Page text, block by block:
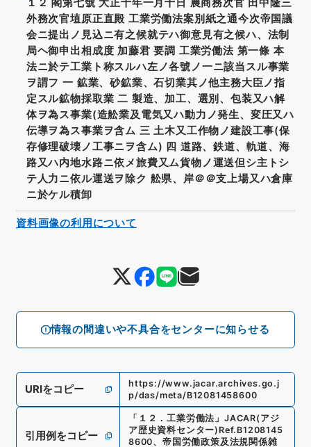
情報の間違いや不具合をセンターに知らせる
外務次官埴原正直殿 工業労働法案別紙之通今次帝国議
会ニ提出ノ見込ニ有之候就テハ御意見有之候ハ、法制
局ヘ御申出相成度 加藤君 要調 工業労働法 第一條 本
法ニ於テ工業ト称スルハ左ノ各號ノ一ニ該当スル事業
ヲ謂フ 一 鉱業、砂鉱業、石切業其ノ他主務大臣ノ指
定スル鉱物採取業 二 製造、加工、選別、包装又ハ解
体ヲ為ス事業(造舩業及電気又ハ動力ノ発生、変圧又ハ
伝導ヲ為ス事業ヲ含ム 三 土木又工作物ノ建設工事(保
存修理破壊ノ工事ニヲ含ム) 四 道路、鉄道、軌道、海
路又ハ内地水路ニ依メ旅費又ム貨物ノ運送但シ主トシ
テ人力ニ依ル運送ヲ除ク 舩県、岸＠＠支上場又ハ倉庫
ニ於ケル積卸
URIをコピー
https://www.jacar.archives.go.j
p/das/meta/B12081458600
引用例をコピー
「 １２．工業労働法 」 JACAR(アジ
ア歴史資料センター) Ref. B1208145
8600、 帝国労働政策及法規関係雑
資料画像の利用について